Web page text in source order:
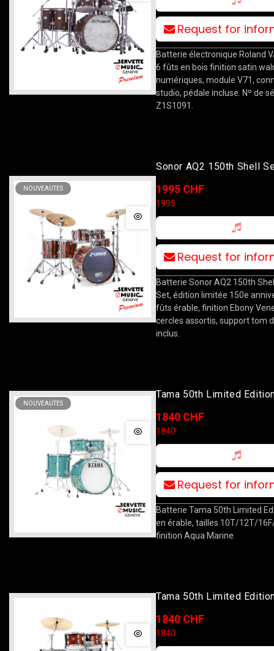
Request for
Batterie électronique Roland
6 fûts en bois finition satin
numériques, module V71,
studio, pédale incluse. Nº de
Z1S1091.
NOUVEAUTES
Sonor AQ2 150th Shell
Ebony Veneer
1995 CHF
1995
Request for
Batterie Sonor AQ2 150th
Set, édition limitée 150e
fûts érable, finition Ebony
cercles assortis, support tom
inclus.
NOUVEAUTES
Tama 50th Limited
1840 CHF
1840
Request for
Batterie Tama 50th Limited
en érable, tailles 10T/12T/
finition Aqua Marine.
Tama 50th Limited
Mahogany
1840 CHF
1840